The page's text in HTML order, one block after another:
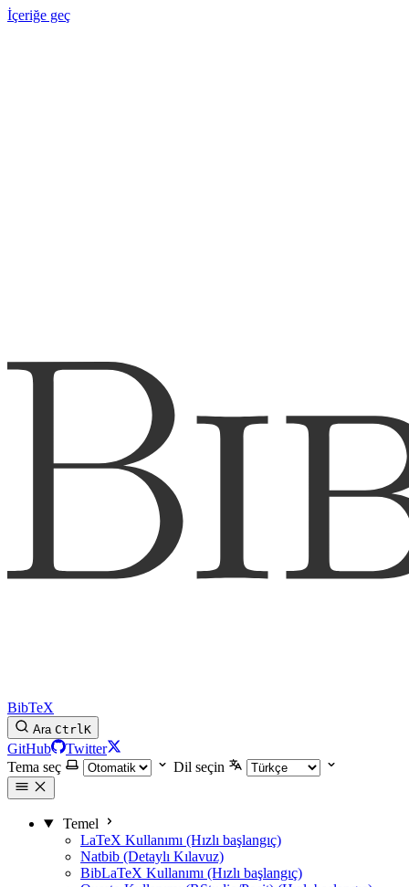
İçeriğe geç
BibTeX
Ara CtrlK
GitHub
Twitter
Tema seç
Dil seçin
Temel
LaTeX Kullanımı (Hızlı başlangıç)
Natbib (Detaylı Kılavuz)
BibLaTeX Kullanımı (Hızlı başlangıç)